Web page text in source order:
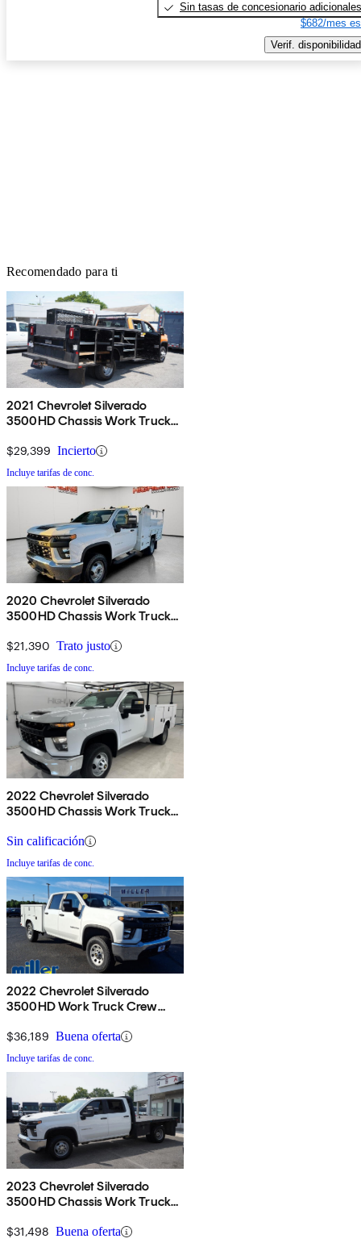
Sin tasas de concesionario adicionales
$682/mes
Verif. disponibilidad
Recomendado para ti
2021 Chevrolet Silverado
3500HD Chassis Work Truck
$29,399 Incierto
Incluye tarifas de conc.
2020 Chevrolet Silverado
3500HD Chassis Work Truck
$21,390 Trato justo
Incluye tarifas de conc.
2022 Chevrolet Silverado
3500HD Chassis Work Truck
Sin calificación
Incluye tarifas de conc.
2022 Chevrolet Silverado
3500HD Work Truck Crew
$36,189 Buena oferta
Incluye tarifas de conc.
2023 Chevrolet Silverado
3500HD Chassis Work Truck
$31,498 Buena oferta